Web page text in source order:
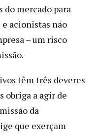
do mercado para
acionistas não
– um risco
têm três deveres
obriga a agir de
da
que exerçam